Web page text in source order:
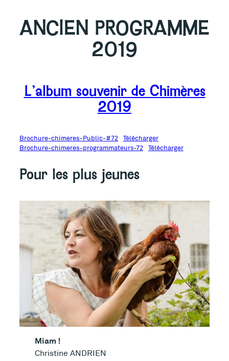
ANCIEN PROGRAMME
2019
L’album souvenir de Chimères
2019
Brochure-chimeres-Public-#72 Télécharger
Brochure-chimeres-programmateurs-72 Télécharger
Pour les plus jeunes
Miam !
Christine ANDRIEN